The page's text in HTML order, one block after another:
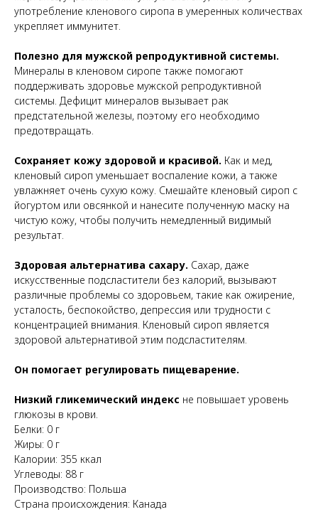
употребление кленового сиропа в умеренных количествах
укрепляет иммунитет.
Полезно для мужской репродуктивной системы.
Минералы в кленовом сиропе также помогают
поддерживать здоровье мужской репродуктивной
системы. Дефицит минералов вызывает рак
предстательной железы, поэтому его необходимо
предотвращать.
Сохраняет кожу здоровой и красивой. Как и мед,
кленовый сироп уменьшает воспаление кожи, а также
увлажняет очень сухую кожу. Смешайте кленовый сироп с
йогуртом или овсянкой и нанесите полученную маску на
чистую кожу, чтобы получить немедленный видимый
результат.
Здоровая альтернатива сахару. Сахар, даже
искусственные подсластители без калорий, вызывают
различные проблемы со здоровьем, такие как ожирение,
усталость, беспокойство, депрессия или трудности с
концентрацией внимания. Кленовый сироп является
здоровой альтернативой этим подсластителям.
Он помогает регулировать пищеварение.
Низкий гликемический индекс не повышает уровень
глюкозы в крови.
Белки: 0 г
Жиры: 0 г
Калории: 355 ккал
Углеводы: 88 г
Производство: Польша
Страна происхождения: Канада